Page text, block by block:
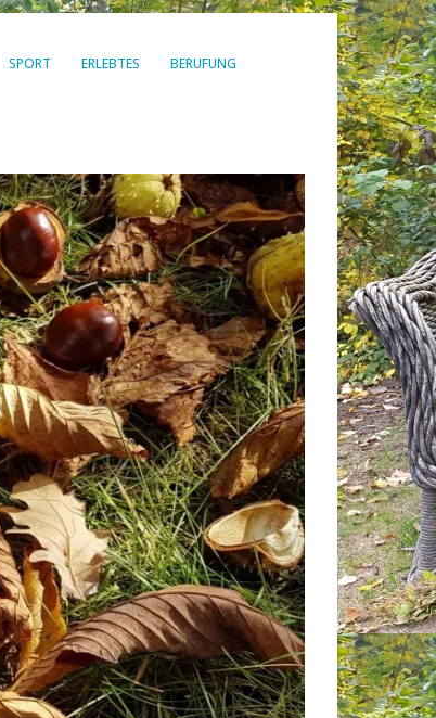
SPORT ERLEBTES BERUFUNG